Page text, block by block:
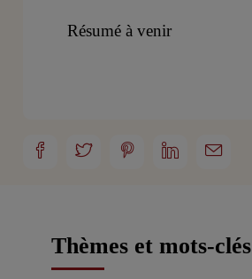
Résumé à venir
Thèmes et mots-clés